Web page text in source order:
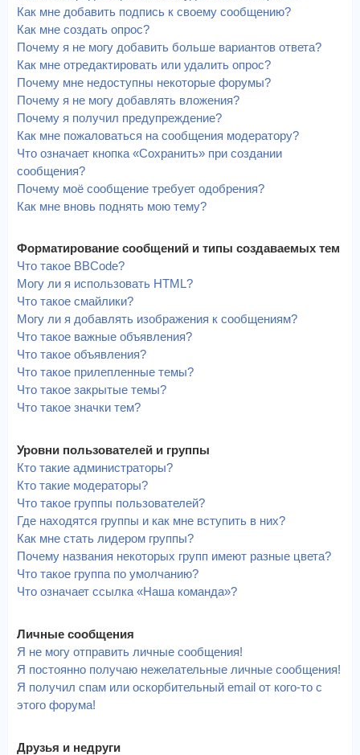
Как мне добавить подпись к своему сообщению?
Как мне создать опрос?
Почему я не могу добавить больше вариантов ответа?
Как мне отредактировать или удалить опрос?
Почему мне недоступны некоторые форумы?
Почему я не могу добавлять вложения?
Почему я получил предупреждение?
Как мне пожаловаться на сообщения модератору?
Что означает кнопка «Сохранить» при создании
сообщения?
Почему моё сообщение требует одобрения?
Как мне вновь поднять мою тему?
Форматирование сообщений и типы создаваемых тем
Что такое BBCode?
Могу ли я использовать HTML?
Что такое смайлики?
Могу ли я добавлять изображения к сообщениям?
Что такое важные объявления?
Что такое объявления?
Что такое прилепленные темы?
Что такое закрытые темы?
Что такое значки тем?
Уровни пользователей и группы
Кто такие администраторы?
Кто такие модераторы?
Что такое группы пользователей?
Где находятся группы и как мне вступить в них?
Как мне стать лидером группы?
Почему названия некоторых групп имеют разные цвета?
Что такое группа по умолчанию?
Что означает ссылка «Наша команда»?
Личные сообщения
Я не могу отправить личные сообщения!
Я постоянно получаю нежелательные личные сообщения!
Я получил спам или оскорбительный email от кого-то с
этого форума!
Друзья и недруги